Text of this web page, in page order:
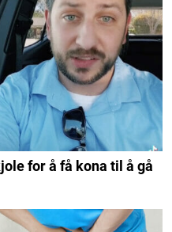
for å få kona til å gå